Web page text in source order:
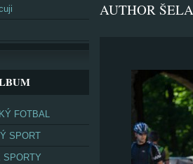
FOTBAL
SPORT
SPORTY
AUTHOR